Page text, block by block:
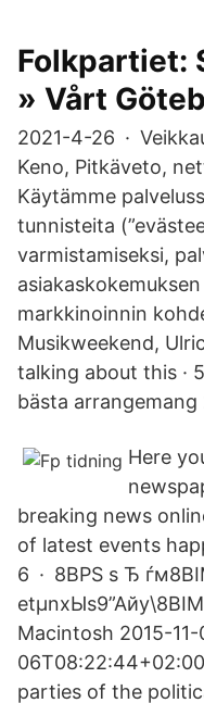
Folkpartiet:
» Vårt
2021-4-26 ·
Keno, Pitkäveto,
Käytämme
tunnisteita
varmistamiseksi,
markkinoinnin
Musikweekend,
talking about this ·
bästa arrangemang
Here
breaking news
of latest events
6 · 8BPS s Ђ
Macintosh 2015-
parties of the